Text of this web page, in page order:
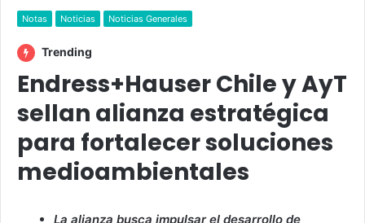
Notas Noticias Noticias Generales
Trending
Endress+Hauser Chile y AyT
sellan alianza estratégica
para fortalecer soluciones
medioambientales
La alianza busca impulsar el desarrollo de